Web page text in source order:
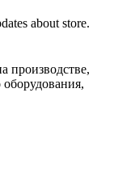
about store.
производстве,